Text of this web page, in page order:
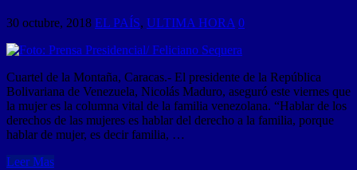
30 octubre, 2018 EL PAÍS, ULTIMA HORA 0
Cuartel de la Montaña, Caracas.- El presidente de la República
Bolivariana de Venezuela, Nicolás Maduro, aseguró este viernes que
la mujer es la columna vital de la familia venezolana. “Hablar de los
derechos de las mujeres es hablar del derecho a la familia, porque
hablar de mujer, es decir familia, …
Leer Mas